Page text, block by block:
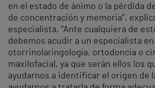
en el estado de ánimo o la pérdida
de concentración y memoria”,
especialista. “Ante cualquiera de
debemos acudir a un especialista
otorrinolaringología, ortodoncia o
maxilofacial, ya que serán ellos los
ayudarnos a identificar el origen de